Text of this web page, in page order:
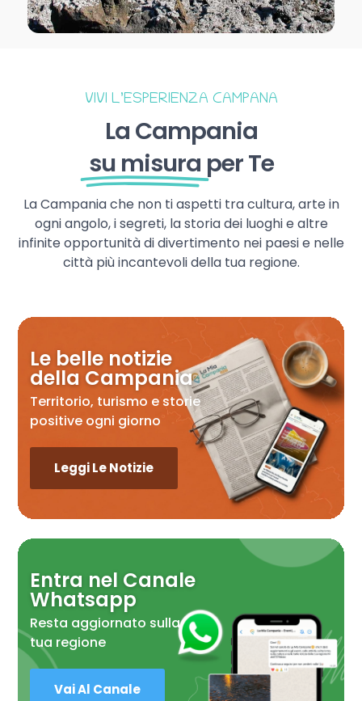
VIVI L’ESPERIENZA CAMPANA
La Campania
su misura per Te
La Campania che non ti aspetti tra cultura, arte in
ogni angolo, i segreti, la storia dei luoghi e altre
infinite opportunità di divertimento nei paesi e nelle
città più incantevoli della tua regione.
Le belle notizie
della Campania
Territorio, turismo e storie
positive ogni giorno
Leggi Le Notizie
Entra nel Canale
Whatsapp
Resta aggiornato sulla
tua regione
Vai Al Canale